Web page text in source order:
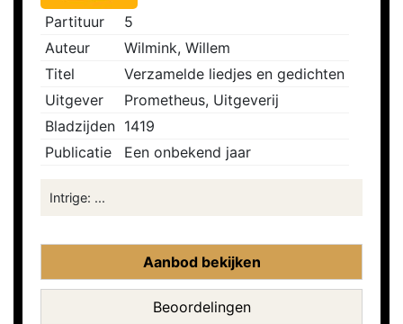
Partituur
5
Auteur
Wilmink, Willem
Titel
Verzamelde liedjes en gedichten
Uitgever
Prometheus, Uitgeverij
Bladzijden 1419
Publicatie
Een onbekend jaar
Intrige: ...
Aanbod bekijken
Beoordelingen